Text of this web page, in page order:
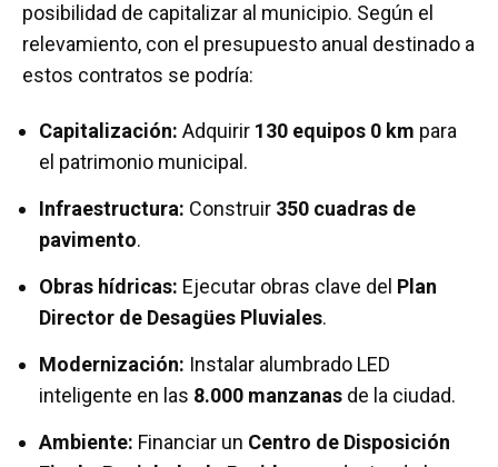
posibilidad de capitalizar al municipio. Según el
relevamiento, con el presupuesto anual destinado a
estos contratos se podría:
Capitalización: Adquirir 130 equipos 0 km para
el patrimonio municipal.
Infraestructura: Construir 350 cuadras de
pavimento.
Obras hídricas: Ejecutar obras clave del Plan
Director de Desagües Pluviales.
Modernización: Instalar alumbrado LED
inteligente en las 8.000 manzanas de la ciudad.
Ambiente: Financiar un Centro de Disposición